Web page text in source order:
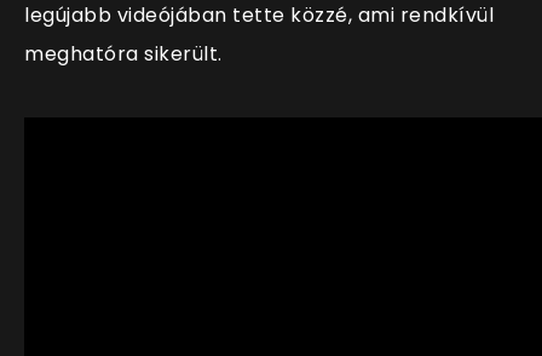
legújabb videójában tette közzé, ami rendkívül
meghatóra sikerült.